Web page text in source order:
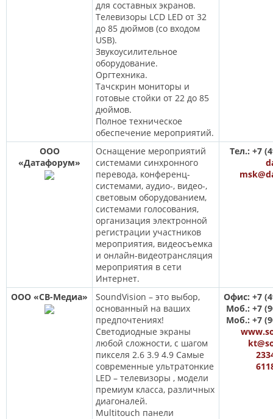
для составных экранов.
Телевизоры LCD LED от 32
до 85 дюймов (со входом
USB).
Звукоусилительное
оборудование.
Оргтехника.
Тачскрин мониторы и
готовые стойки от 22 до 85
дюймов.
Полное техническое
обеспечение мероприятий.
ООО
«Датафорум»
Оснащение мероприятий
системами синхронного
перевода, конференц-
системами, аудио-, видео-,
световым оборудованием,
системами голосования,
организация электронной
регистрации участников
мероприятия, видеосъемка
и онлайн-видеотрансляция
мероприятия в сети
Интернет.
Тел.: +7
ООО «СВ-Медиа»
SoundVision – это выбор,
основанный на ваших
предпочтениях!
Светодиодные экраны
любой сложности, с шагом
пикселя 2.6 3.9 4.9 Самые
современные ультратонкие
LED – телевизоры , модели
премиум класса, различных
диагоналей.
Multitouch панели
Офис: +7
Моб.: +7
Моб.: +7